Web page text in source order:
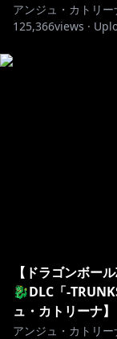
￣￣￣￣￣￣
特典①┃可愛い
特典②┃オリジ
特典③┃たまに
能に！
アンジュ・カトリ
125,366views ·
【ドラゴンボー
🐉DLC「-
ュ・カトリーナ】
アンジュ・カトリ